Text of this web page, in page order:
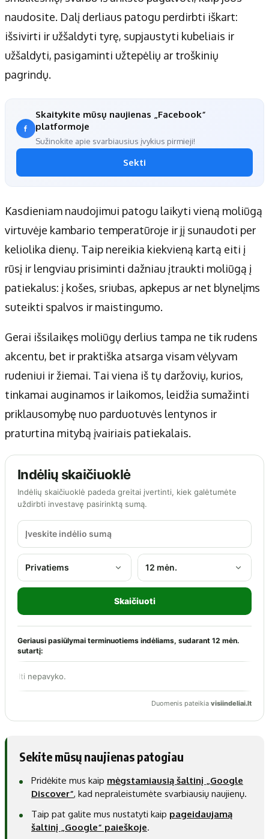
naudosite. Dalį derliaus patogu perdirbti iškart:
išsivirti ir užšaldyti tyrę, supjaustyti kubeliais ir
užšaldyti, pasigaminti užtepėlių ar troškinių
pagrindų.
Skaitykite mūsų naujienas „Facebook“
platformoje
Sužinokite apie svarbiausius įvykius pirmieji!
Sekti
Kasdieniam naudojimui patogu laikyti vieną moliūgą
virtuvėje kambario temperatūroje ir jį sunaudoti per
keliolika dienų. Taip nereikia kiekvieną kartą eiti į
rūsį ir lengviau prisiminti dažniau įtraukti moliūgą į
patiekalus: į košes, sriubas, apkepus ar net blynelįms
suteikti spalvos ir maistingumo.
Gerai išsilaikęs moliūgų derlius tampa ne tik rudens
akcentu, bet ir praktiška atsarga visam vėlyvam
rudeniui ir žiemai. Tai viena iš tų daržovių, kurios,
tinkamai auginamos ir laikomos, leidžia sumažinti
priklausomybę nuo parduotuvės lentynos ir
praturtina mitybą įvairiais patiekalais.
Sekite mūsų naujienas patogiau
Pridėkite mus kaip mėgstamiausią šaltinį „Google
Discover“, kad nepraleistumėte svarbiausių naujienų.
Taip pat galite mus nustatyti kaip pageidaujamą
šaltinį „Google“ paieškoje.